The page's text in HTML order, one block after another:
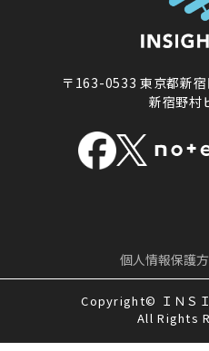
〒163-0533東京都新
新宿野村
個人情報保護
Copyright© ＩＮＳ
All Rights